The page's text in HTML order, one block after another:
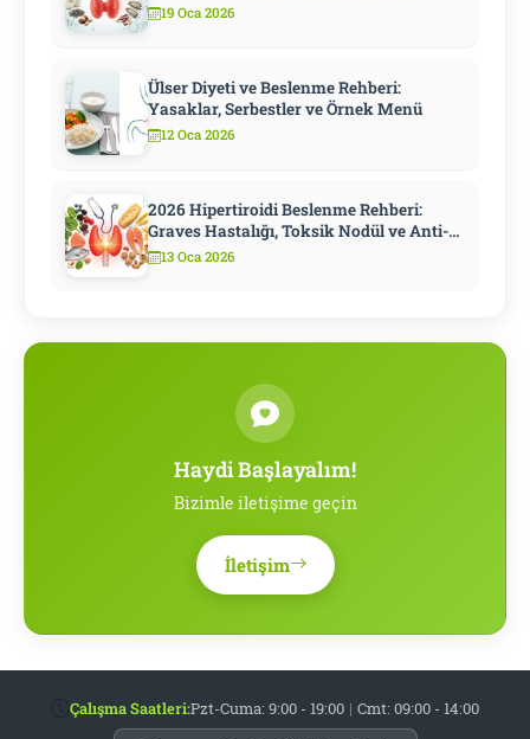
Stratejisi ve Metabolizmayı Hızlandıran
10 Adım
19 Oca 2026
Ülser Diyeti ve Beslenme Rehberi:
Yasaklar, Serbestler ve Örnek Menü
12 Oca 2026
2026 Hipertiroidi Beslenme Rehberi:
Graves Hastalığı, Toksik Nodül ve Anti-
Tiroid İlaç Döneminde Diyet
13 Oca 2026
Haydi Başlayalım!
Bizimle iletişime geçin
İletişim
Çalışma Saatleri:Pzt-Cuma: 9:00 - 19:00 | Cmt: 09:00 - 14:00